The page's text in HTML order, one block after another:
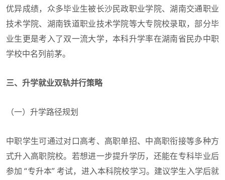
优异成绩，众多毕业生被长沙民政职业学院、湖南交通职业
技术学院、湖南铁道职业技术学院等大专院校录取，部分毕
业生更是考入了双一流大学，本科升学率在湖南省民办中职
学校中名列前茅。
三、升学就业双轨并行策略
（一）升学路径规划
中职学生可通过对口高考、高职单招、中高职衔接等多种方
式升入高职院校。若想进一步提升学历，还能在专科毕业后
参加 “专升本” 考试，进入本科院校学习。建议学生入学后就